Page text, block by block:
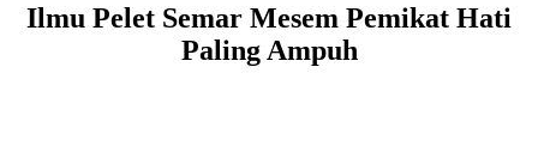
Ilmu Pelet Semar Mesem Pemikat Hati
Paling Ampuh